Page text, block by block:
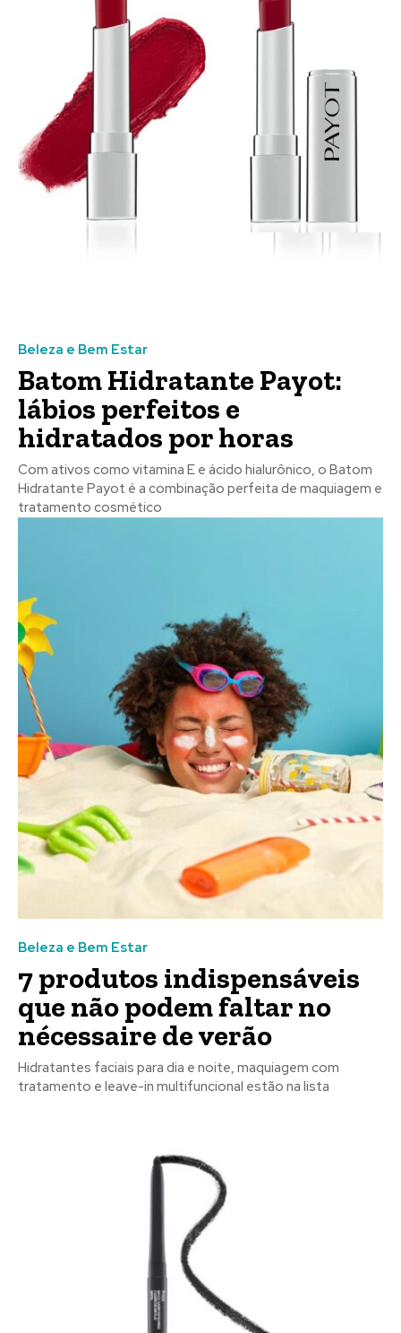
Beleza e Bem Estar
Batom Hidratante Payot:
lábios perfeitos e
hidratados por horas
Com ativos como vitamina E e ácido hialurônico, o Batom
Hidratante Payot é a combinação perfeita de maquiagem e
tratamento cosmético
Beleza e Bem Estar
7 produtos indispensáveis
que não podem faltar no
nécessaire de verão
Hidratantes faciais para dia e noite, maquiagem com
tratamento e leave-in multifuncional estão na lista